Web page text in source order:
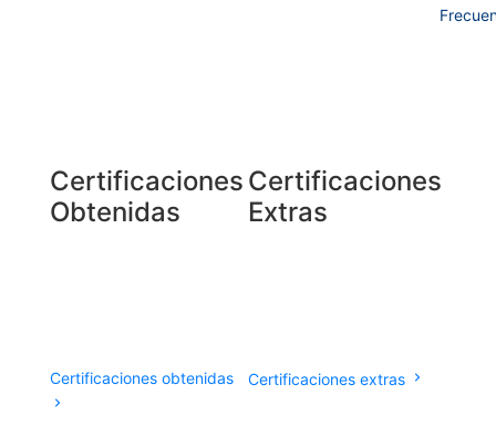
Certificaciones
Obtenidas
Certificaciones
Extras
Certificaciones obtenidas Certificaciones extras